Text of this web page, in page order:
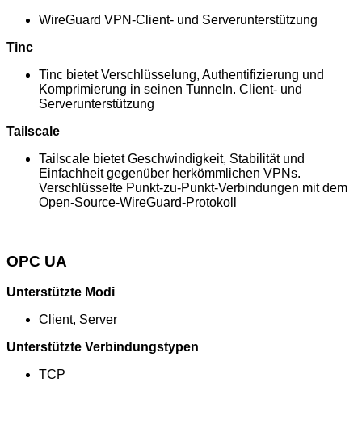
WireGuard VPN-Client- und Serverunterstützung
Tinc
Tinc bietet Verschlüsselung, Authentifizierung und
Komprimierung in seinen Tunneln. Client- und
Serverunterstützung
Tailscale
Tailscale bietet Geschwindigkeit, Stabilität und
Einfachheit gegenüber herkömmlichen VPNs.
Verschlüsselte Punkt-zu-Punkt-Verbindungen mit dem
Open-Source-WireGuard-Protokoll
OPC UA
Unterstützte Modi
Client, Server
Unterstützte Verbindungstypen
TCP